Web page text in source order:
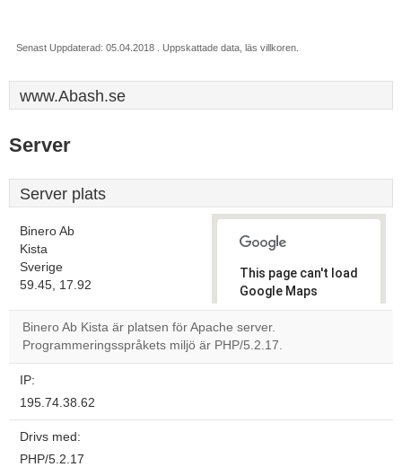
Senast Uppdaterad: 05.04.2018 . Uppskattade data, läs villkoren.
www.Abash.se
Server
Server plats
Binero Ab
Kista
Sverige
59.45, 17.92
This page can't load
Google Maps
correctly.
Do you
own this
OK
Binero Ab Kista är platsen för Apache server.
Programmeringsspråkets miljö är PHP/5.2.17.
IP:
195.74.38.62
Drivs med:
PHP/5.2.17